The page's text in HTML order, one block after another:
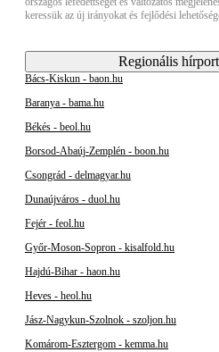
keressük az új irányokat és fejlődési
Regionális
Bács-Kiskun - baon.hu
Baranya - bama.hu
Békés - beol.hu
Borsod-Abaúj-Zemplén - boon.hu
Csongrád - delmagyar.hu
Dunaújváros - duol.hu
Fejér - feol.hu
Győr-Moson-Sopron - kisalfold.hu
Hajdú-Bihar - haon.hu
Heves - heol.hu
Jász-Nagykun-Szolnok - szoljon.hu
Komárom-Esztergom - kemma.hu